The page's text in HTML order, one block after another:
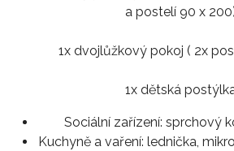
a postelí 90 x
1x dvojlůžkový pokoj ( 2x
1x dětská
Sociální zařízení: sprchový
Kuchyně a vaření: lednička,